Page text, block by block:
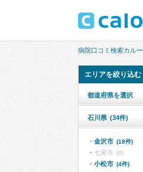
病院口コミ検索カルー
エリアを絞り込む
都道府県を選択
石川県 (34件)
金沢市 (18件)
七尾市 (0)
小松市 (4件)